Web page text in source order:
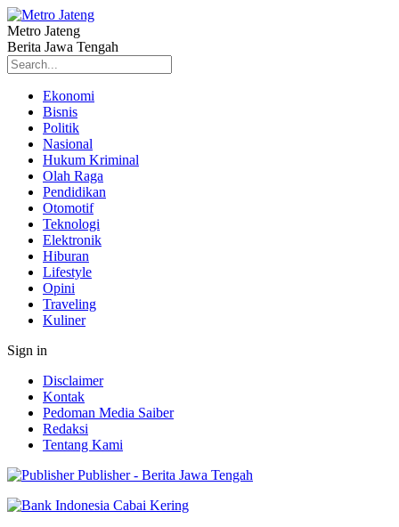
Metro Jateng
Berita Jawa Tengah
Ekonomi
Bisnis
Politik
Nasional
Hukum Kriminal
Olah Raga
Pendidikan
Otomotif
Teknologi
Elektronik
Hiburan
Lifestyle
Opini
Traveling
Kuliner
Sign in
Disclaimer
Kontak
Pedoman Media Saiber
Redaksi
Tentang Kami
Publisher - Berita Jawa Tengah